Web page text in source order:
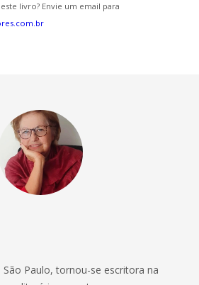
livro? Envie um email para
Paulo, tornou-se escritora na